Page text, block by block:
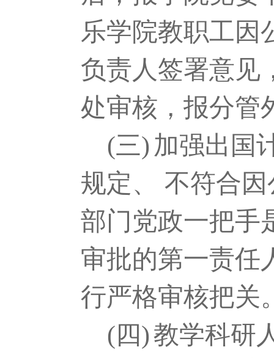
乐学院教职工因
负责人签署意见
处审核，报分管
(三) 加强出国
规定、 不符合
部门党政一把手
审批的第一责任
行严格审核把关
(四)教学科研